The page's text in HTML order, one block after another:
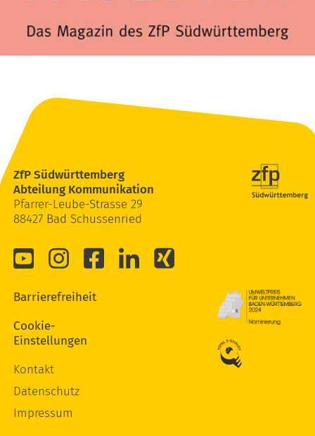
ZfP Südwürttemberg
Abteilung Kommunikation
Pfarrer-Leube-Strasse 29
88427 Bad Schussenried
Barrierefreiheit
Cookie-
Einstellungen
Kontakt
Datenschutz
Impressum